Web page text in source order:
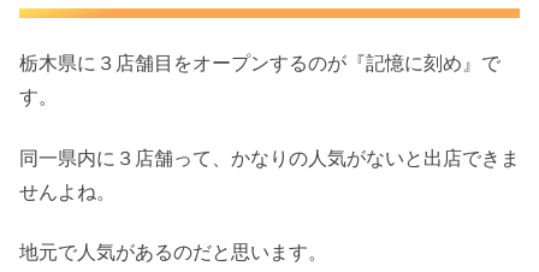
栃木県に３店舗目をオープンするのが『記憶に刻め』で
す。
同一県内に３店舗って、かなりの人気がないと出店できま
せんよね。
地元で人気があるのだと思います。